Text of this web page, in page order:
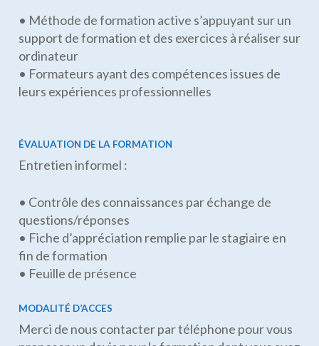
• Méthode de formation active s’appuyant sur un
support de formation et des exercices à réaliser sur
ordinateur
• Formateurs ayant des compétences issues de
leurs expériences professionnelles
ÉVALUATION DE LA FORMATION
Entretien informel :
• Contrôle des connaissances par échange de
questions/réponses
• Fiche d’appréciation remplie par le stagiaire en
fin de formation
• Feuille de présence
MODALITÉ D’ACCES
Merci de nous contacter par téléphone pour vous